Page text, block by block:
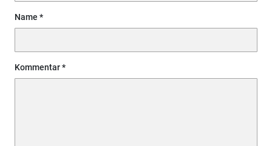
Name
Kommentar